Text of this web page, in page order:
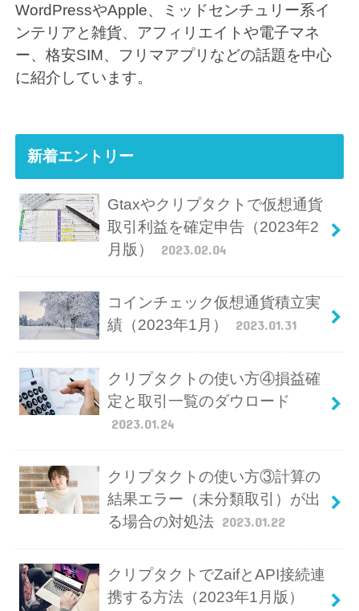
WordPressやApple、ミッドセンチュリー系イ
ンテリアと雑貨、アフィリエイトや電子マネ
ー、格安SIM、フリマアプリなどの話題を中心
に紹介しています。
新着エントリー
Gtaxやクリプタクトで仮想通貨
取引利益を確定申告（2023年2
月版）
2023.02.04
コインチェック仮想通貨積立実
績（2023年1月）
2023.01.31
クリプタクトの使い方④損益確
定と取引一覧のダウロード
2023.01.24
クリプタクトの使い方③計算の
結果エラー（未分類取引）が出
る場合の対処法 2023.01.22
クリプタクトでZaifとAPI接続連
携する方法（2023年1月版）